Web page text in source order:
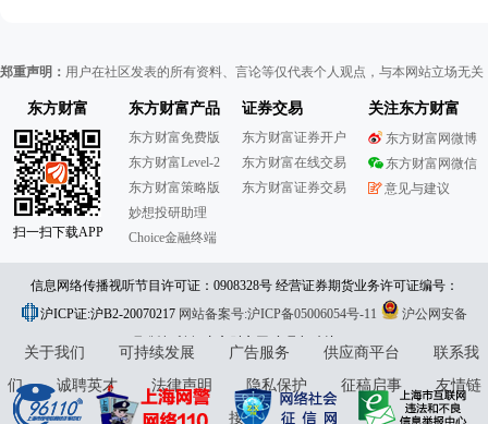
郑重声明： 用户在社区发表的所有资料、言论等仅代表个人观点，与本网站立场无
东方财富
扫一扫下载APP
东方财富产品
东方财富免费版
东方财富Level-2
东方财富策略版
妙想投研助理
Choice金融终端
证券交易
东方财富证券开户
东方财富在线交易
东方财富证券交易
关注东方财富
东方财富网微博
东方财富网微信
意见与建议
信息网络传播视听节目许可证：0908328号 经营证券期货业务许可证编号：
913101046312860336 违法和不良信息举报:021-61278686 举报邮箱：
jubao@eastmoney.com
沪ICP证:沪B2-20070217 网站备案号:沪ICP备05006054号-11
沪公网安备
31010402000120号版权所有:东方财富网意见与建议:4000300059/952500
关于我们 可持续发展 广告服务 供应商平台
联系我
们
诚聘英才 法律声明 隐私保护 征稿启事
友情链
接